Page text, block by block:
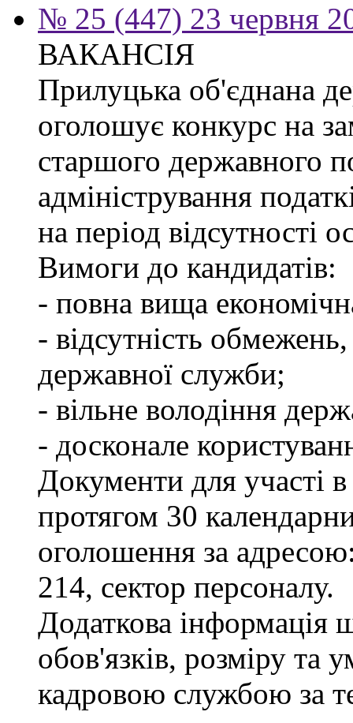
№ 25 (447) 23 червня
ВАКАНСІЯ
Прилуцька об'єднана
оголошує конкурс на
старшого державного
адміністрування
на період відсутності
Вимоги до кандидатів:
- повна вища
- відсутність
державної служби;
- вільне володіння
- досконале
Документи для участі
протягом 30
оголошення за
214, сектор персоналу.
Додаткова інформація
обов'язків, розміру та
кадровою службою за